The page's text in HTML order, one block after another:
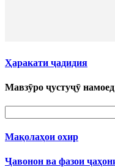
Ҳаракати ҷадидия
Мавзӯро ҷустуҷӯ намоед
Мақолаҳои охир
Ҷавонон ва фазои